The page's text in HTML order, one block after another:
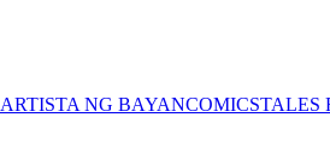
ARTISTA NG BAYANCOMICSTALES